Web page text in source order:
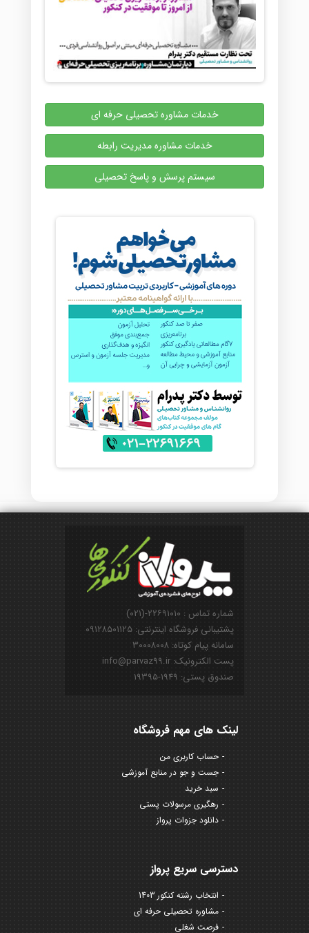
خدمات مشاوره تحصیلی حرفه ای
خدمات مشاوره مدیریت رابطه
سیستم پرسش و پاسخ تحصیلی
شماره تماس : ۲۲۶۹۱۰۱۰-(۰۲۱)
پشتیبانی فروشگاه اینترنتی: ۰۹۱۲۸۵۰۱۱۲۵
سامانه پیام کوتاه: ۳۰۰۰۸۰۰۸
پست الکترونیک: info@parvaz99.ir
صندوق پستی: ۱۹۴۹-۱۹۳۹۵
لینک های مهم فروشگاه
حساب کاربری من
جست و جو در منابع آموزشی
سبد خرید
رهگیری مرسولات پستی
دانلود جزوات پرواز
دسترسی سریع پرواز
انتخاب رشته کنکور 1403
مشاوره تحصیلی حرفه ای
فرصت شغلی